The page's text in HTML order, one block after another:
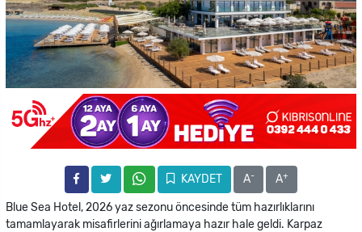
KAYDET A- A+
Blue Sea Hotel, 2026 yaz sezonu öncesinde tüm hazırlıklarını
tamamlayarak misafirlerini ağırlamaya hazır hale geldi. Karpaz